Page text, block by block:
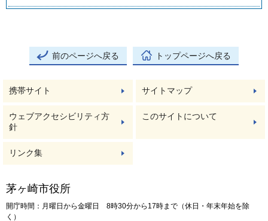
前のページへ戻る トップページへ戻る
携帯サイト サイトマップ
ウェブアクセシビリティ方
針
このサイトについて
リンク集
茅ヶ崎市役所
開庁時間：月曜日から金曜日 8時30分から17時まで（休日・年末年始を除
く）